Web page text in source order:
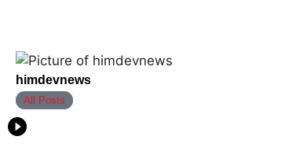
himdevnews
All Posts